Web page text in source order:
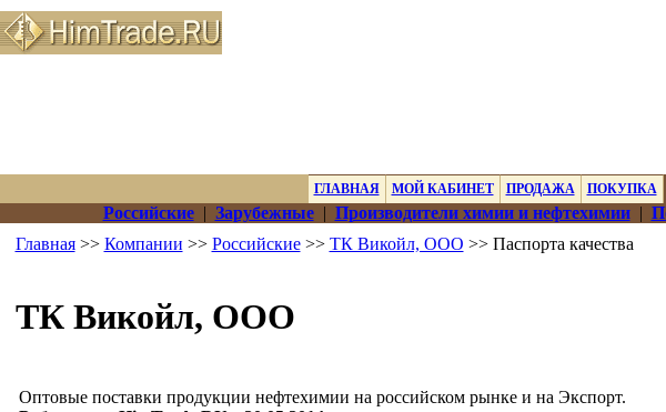
ГЛАВНАЯ МОЙ КАБИНЕТ ПРОДАЖА ПОКУПКА
Российские| Зарубежные| Производители химии и нефтехимии|
Главная>> Компании >> Российские>> ТК Викойл, ООО >> Паспорта качества
ТК Викойл, ООО
Оптовые поставки продукции нефтехимии на российском рынке и на Экспорт.